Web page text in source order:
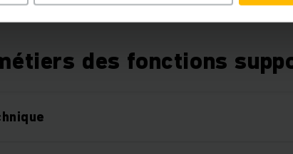
des fonctions